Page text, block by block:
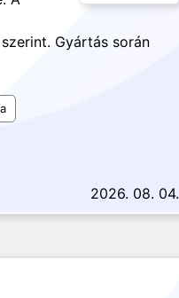
Gyártás során
2026. 08. 04.